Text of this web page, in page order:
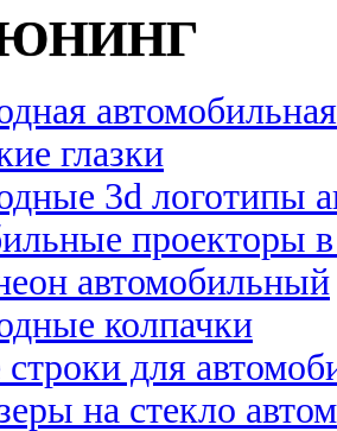
глазки
3d логотипы
проекторы
автомобильный
колпачки
для
на стекло